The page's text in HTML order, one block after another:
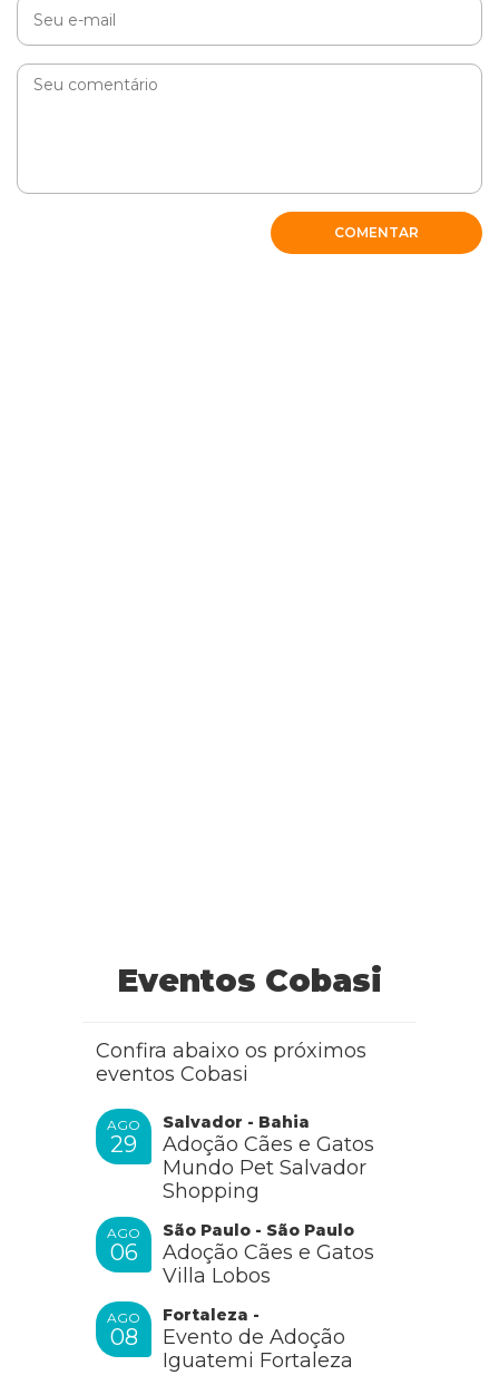
COMENTAR
Eventos Cobasi
Confira abaixo os próximos
eventos Cobasi
AGO
29
Salvador - Bahia
Adoção Cães e Gatos
Mundo Pet Salvador
Shopping
AGO
06
São Paulo - São Paulo
Adoção Cães e Gatos
Villa Lobos
AGO
08
Fortaleza -
Evento de Adoção
Iguatemi Fortaleza